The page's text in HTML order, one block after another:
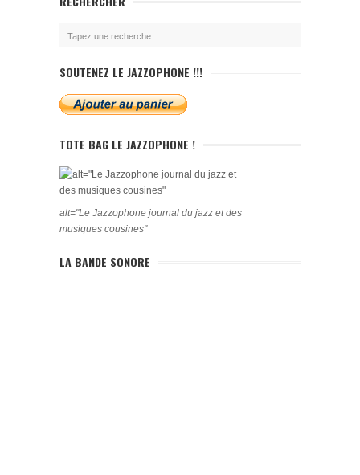
SOUTENEZ LE JAZZOPHONE !!!
TOTE BAG LE JAZZOPHONE !
alt="Le Jazzophone journal du jazz et des
musiques cousines"
LA BANDE SONORE